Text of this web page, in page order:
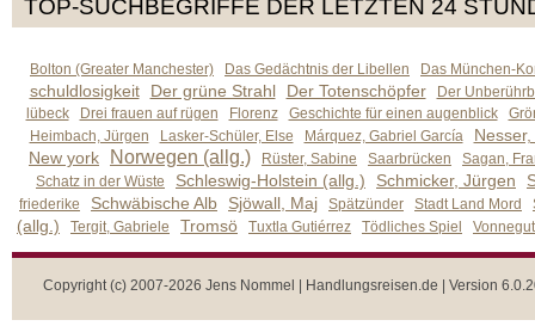
TOP-SUCHBEGRIFFE DER LETZTEN 24
Bolton (Greater Manchester) Das Gedächtnis der Libellen Das München-
schuldlosigkeit Der grüne Strahl Der Totenschöpfer
Der
lübeck
Drei frauen auf rügen Florenz Geschichte für einen augenblick
Heimbach, Jürgen
Lasker-Schüler, Else Márquez, Gabriel García
New york
Norwegen (allg.) Rüster, Sabine Saarbrücken
Sagan,
Schatz in der Wüste
Schleswig-Holstein (allg.) Schmicker, Jürgen
friederike Schwäbische Alb Sjöwall, Maj Spätzünder Stadt Land Mord
(allg.) Tergit, Gabriele Tromsö Tuxtla Gutiérrez Tödliches Spiel
Copyright (c) 2007-2026 Jens Nommel | Handlungsreisen.de | Version